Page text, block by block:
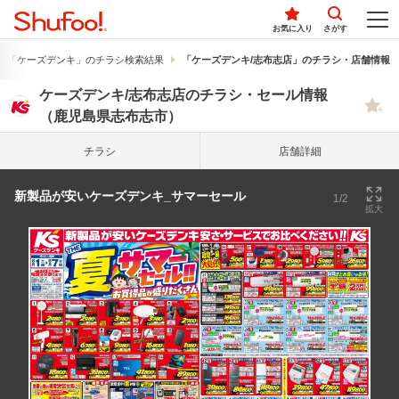
お気に入り さがす
「ケーズデンキ」のチラシ検索結果 「ケーズデンキ/志布志店」のチラシ・店舗情報
ケーズデンキ/志布志店のチラシ・セール情報
（鹿児島県志布志市）
チラシ 店舗詳細
新製品が安いケーズデンキ_サマーセール 1/2
拡大